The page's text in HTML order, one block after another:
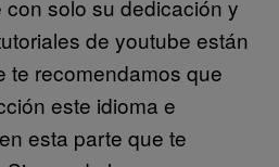
solo su dedicación y
de youtube están
te recomendamos que
este idioma e
esta parte que te